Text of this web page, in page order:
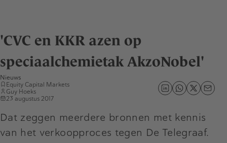
'CVC en KKR azen op
speciaalchemietak AkzoNobel'
Nieuws
Equity Capital Markets
Guy Hoeks
23 augustus 2017
Dat zeggen meerdere bronnen met kennis
van het verkoopproces tegen De Telegraaf.